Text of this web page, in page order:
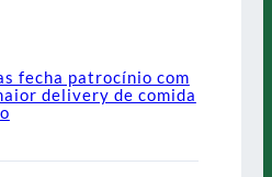
fecha patrocínio com
delivery de comida